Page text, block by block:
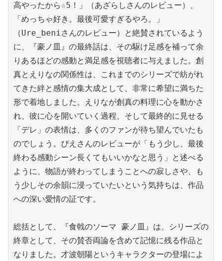
高やったから☆5！」（あざらしさんのレビュー）、
「めっちゃ好き。最後可愛すぎるやろ。」
（Ure_beniさんのレビュー）と絶賛されているよう
に、『豪ノ皿』の最終話は、その駆け足感を補って余
りあるほどの感動と満足感を視聴者に与えました。創
真とえりなの関係性は、これまでのシリーズで紡がれ
てきた絆と感情の集大成として、非常に希望に満ちた
形で着地しました。えりなが創真の料理に心を動かさ
れ、彼に心を開いていく過程、そして最終的に見せる
「デレ」の表情は、多くのファンが待ち望んでいたも
のでしょう。ぴえさんのレビューが「もう少し、最後
終わる感動シーン長くてもいいかなと思う」と述べる
ように、物語が終わってしまうことへの寂しさや、も
う少しその余韻に浸っていたいという気持ちは、作品
への深い愛情の証です。
総括として、『食戟のソーマ 豪ノ皿』は、シリーズの
終章として、その賛否両論を含めて記憶に残る作品と
なりました。才波朝陽というキャラクターの登場によ